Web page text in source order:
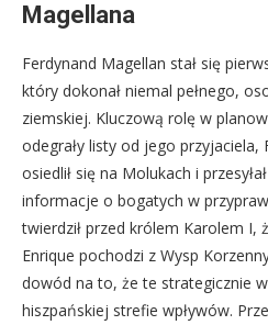
Magellana
Ferdynand Magellan stał się
który dokonał niemal pełnego,
ziemskiej. Kluczową rolę w
odegrały listy od jego przyjaciela,
osiedlił się na Molukach i
informacje o bogatych w
twierdził przed królem Karolem I,
Enrique pochodzi z Wysp
dowód na to, że te strategicznie
hiszpańskiej strefie wpływów.